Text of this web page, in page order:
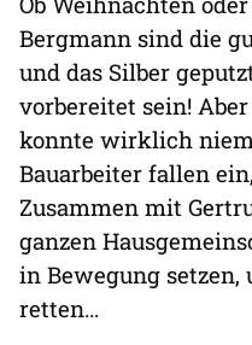
Bergmann sind die
und das Silber
vorbereitet sein!
konnte wirklich
Bauarbeiter fallen
Zusammen mit
ganzen
in Bewegung
retten…